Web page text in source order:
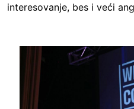
interesovanje, bes i veći